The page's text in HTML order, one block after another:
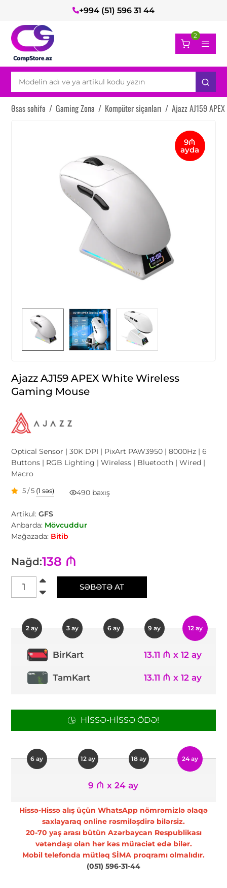
+994 (51) 596 31 44
2
Əsas səhifə / Gaming Zona / Kompüter siçanları / Ajazz AJ159
9₼
ayda
Ajazz AJ159 APEX White Wireless
Gaming Mouse
Optical Sensor | 30K DPI | PixArt PAW3950 | 8000Hz | 6
Buttons | RGB Lighting | Wireless | Bluetooth | Wired |
Macro
5 / 5 (1 səs) 490 baxış
Artikul:GFS
Anbarda: Mövcuddur
Mağazada: Bitib
Nağd:138 ₼
SƏBƏTƏ AT
2 ay 3 ay 6 ay 9 ay 12 ay
BirKart 13.11 ₼ x 12 ay
TamKart 13.11 ₼ x 12 ay
HISSƏ-HISSƏ ÖDƏ!
6 ay 12 ay 18 ay 24 ay
9 ₼ x 24 ay
Hissə-Hissə alış üçün WhatsApp nömrəmizlə əlaqə
saxlayaraq online rəsmiləşdirə bilərsiz.
20-70 yaş arası bütün Azərbaycan Respublikası
vətəndaşı olan hər kəs müraciət edə bilər.
Mobil telefonda mütləq SİMA proqramı olmalıdır.
(051) 596-31-44